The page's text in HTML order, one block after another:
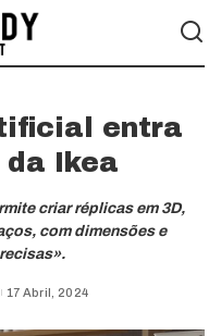
entra
da Ikea
criar réplicas em 3D,
com dimensões e
17 Abril, 2024